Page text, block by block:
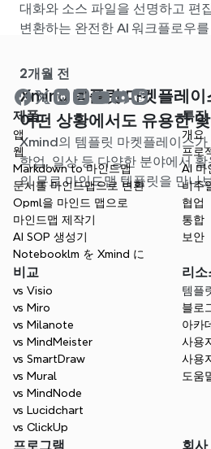
대화와 소스 파일을 선명하고 편
변환하는 완전한 AI 워크플로우
2개월 전
Xmind 템플릿 마켓플레이
어떤 상황에서도 유용한
플릿을 찾아보세요
Xmind의 템플릿 마켓플레이스가
학업, 일상 등 다양한 분야에서 활
의 무료 마인드맵 템플릿을 만나
민할 필요 없이, 나에게 딱 맞는
제품
앱
웹
Markdown to 마인드맵
문서를 마인드맵으로 변환
Opml을 마인드 맵으로
마인드맵 제작기
AI SOP 생성기
Notebooklm を Xmind に
특징
개요
프로
AI 마
비주
협업
통합
보안
비교
vs Visio
vs Miro
vs Milanote
vs MindMeister
vs SmartDraw
vs Mural
vs MindNode
vs Lucidchart
vs ClickUp
리소
템플
블로
아카
사용
사용
도움
프로그램 회사